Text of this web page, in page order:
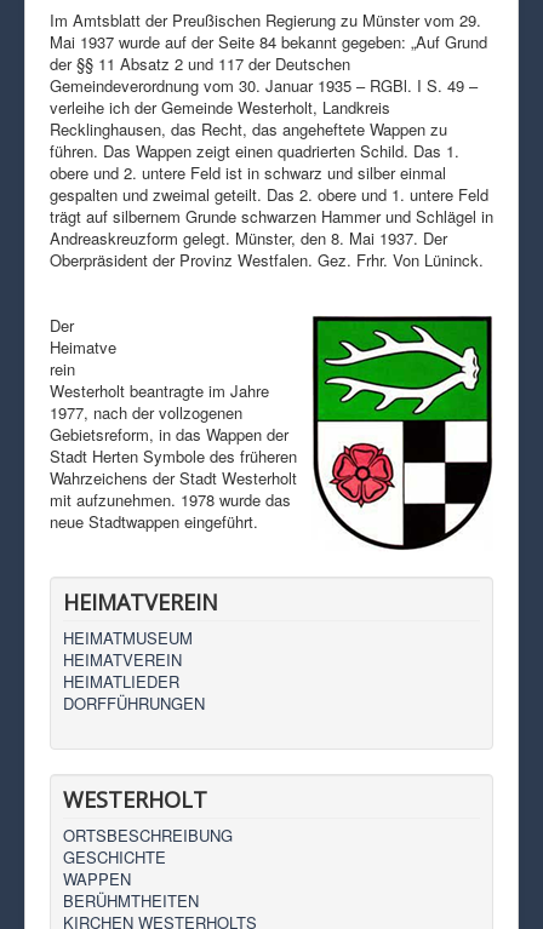
Im Amtsblatt der Preußischen Regierung zu Münster vom 29.
Mai 1937 wurde auf der Seite 84 bekannt gegeben: „Auf Grund
der §§ 11 Absatz 2 und 117 der Deutschen
Gemeindeverordnung vom 30. Januar 1935 – RGBl. I S. 49 –
verleihe ich der Gemeinde Westerholt, Landkreis
Recklinghausen, das Recht, das angeheftete Wappen zu
führen. Das Wappen zeigt einen quadrierten Schild. Das 1.
obere und 2. untere Feld ist in schwarz und silber einmal
gespalten und zweimal geteilt. Das 2. obere und 1. untere Feld
trägt auf silbernem Grunde schwarzen Hammer und Schlägel in
Andreaskreuzform gelegt. Münster, den 8. Mai 1937. Der
Oberpräsident der Provinz Westfalen. Gez. Frhr. Von Lüninck.
Der
Heimatve
rein
Westerholt beantragte im Jahre
1977, nach der vollzogenen
Gebietsreform, in das Wappen der
Stadt Herten Symbole des früheren
Wahrzeichens der Stadt Westerholt
mit aufzunehmen. 1978 wurde das
neue Stadtwappen eingeführt.
HEIMATVEREIN
HEIMATMUSEUM
HEIMATVEREIN
HEIMATLIEDER
DORFFÜHRUNGEN
WESTERHOLT
ORTSBESCHREIBUNG
GESCHICHTE
WAPPEN
BERÜHMTHEITEN
KIRCHEN WESTERHOLTS